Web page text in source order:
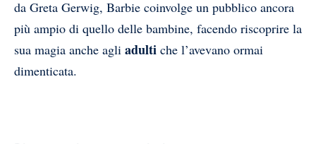
da Greta Gerwig, Barbie coinvolge un pubblico ancora
più ampio di quello delle bambine, facendo riscoprire la
sua magia anche agli adulti che l’avevano ormai
dimenticata.